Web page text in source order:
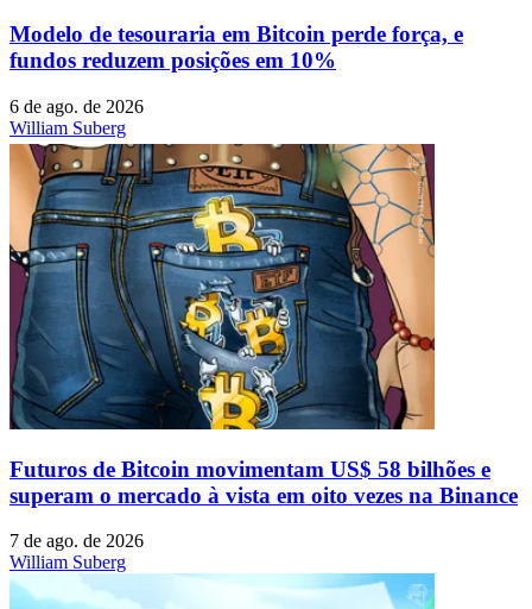
Modelo de tesouraria em Bitcoin perde força, e
fundos reduzem posições em 10%
6 de ago. de 2026
William Suberg
Futuros de Bitcoin movimentam US$ 58 bilhões e
superam o mercado à vista em oito vezes na Binance
7 de ago. de 2026
William Suberg